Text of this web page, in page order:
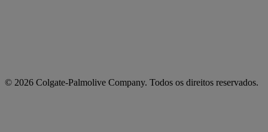
© 2026 Colgate-Palmolive Company. Todos os direitos reservados.